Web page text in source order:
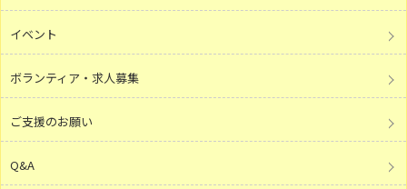
イベント
ボランティア・求人募集
ご支援のお願い
Q&A